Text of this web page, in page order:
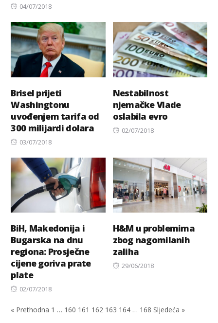
Posted
04/07/2018
Brisel prijeti
Washingtonu
uvođenjem tarifa od
300 milijardi dolara
Posted
03/07/2018
Nestabilnost
njemačke Vlade
oslabila evro
Posted
02/07/2018
BiH, Makedonija i
Bugarska na dnu
regiona: Prosječne
cijene goriva prate
plate
Posted
02/07/2018
H&M u problemima
zbog nagomilanih
zaliha
Posted
29/06/2018
« Prethodna 1 … 160 161 162 163 164 … 168 Sljedeća »